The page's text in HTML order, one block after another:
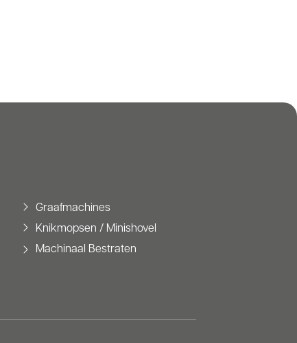
Graafmachines
Knikmopsen / Minishovel
Machinaal Bestraten